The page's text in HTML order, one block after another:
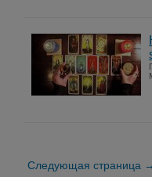
Следующая страница →